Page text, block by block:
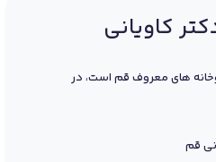
کاویانی
های معروف قم است، در
قم